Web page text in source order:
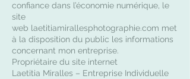
confiance dans l’économie numérique, le
site
web laetitiamirallesphotographie.com met
à la disposition du public les informations
concernant mon entreprise.
Propriétaire du site internet
Laetitia Miralles – Entreprise Individuelle